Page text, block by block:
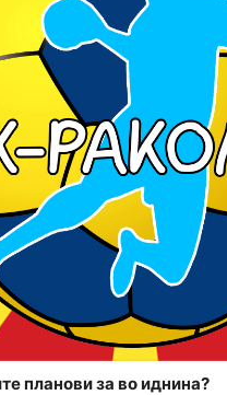
планови за во иднина?